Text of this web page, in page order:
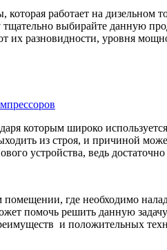
работает на дизельном
выбирайте данную
их разновидности, уровня
которым широко
из строя, и причиной
устройства, ведь
где необходимо
помочь решить данную
и положительных